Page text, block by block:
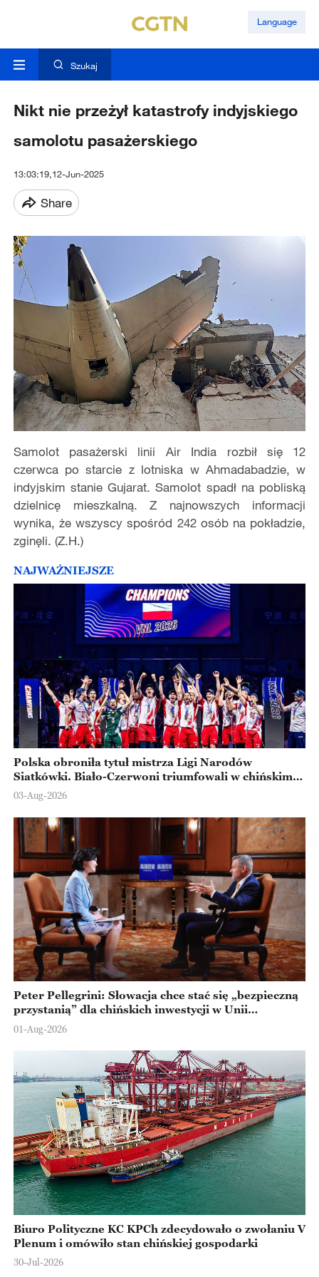
Language
Szukaj
Nikt nie przeżył katastrofy indyjskiego
samolotu pasażerskiego
13:03:19,12-Jun-2025
Share
Samolot pasażerski linii Air India rozbił się 12
czerwca po starcie z lotniska w Ahmadabadzie, w
indyjskim stanie Gujarat. Samolot spadł na pobliską
dzielnicę mieszkalną. Z najnowszych informacji
wynika, że wszyscy spośród 242 osób na pokładzie,
zginęli. (Z.H.)
NAJWAŻNIEJSZE
Polska obroniła tytuł mistrza Ligi Narodów
Siatkówki. Biało-Czerwoni triumfowali w chińskim
Ningbo
03-Aug-2026
Peter Pellegrini: Słowacja chce stać się „bezpieczną
przystanią” dla chińskich inwestycji w Unii
Europejskiej
01-Aug-2026
Biuro Polityczne KC KPCh zdecydowało o zwołaniu V
Plenum i omówiło stan chińskiej gospodarki
30-Jul-2026